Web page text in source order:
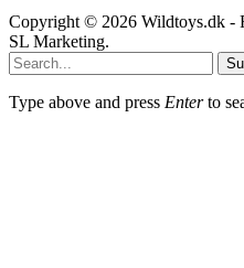
Copyright © 2026 Wildtoys.dk -
SL Marketing.
Type above and press Enterto